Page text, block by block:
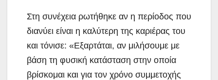
Στη συνέχεια ρωτήθηκε αν η περίοδος που
διανύει είναι η καλύτερη της καριέρας του
και τόνισε: «Εξαρτάται, αν μιλήσουμε με
βάση τη φυσική κατάσταση στην οποία
βρίσκομαι και για τον χρόνο συμμετοχής